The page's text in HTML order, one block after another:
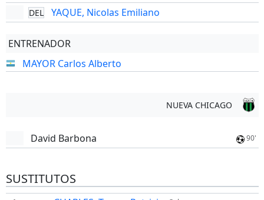
DEL YAQUE, Nicolas Emiliano
ENTRENADOR
MAYOR Carlos Alberto
NUEVA CHICAGO
David Barbona 90'
SUSTITUTOS